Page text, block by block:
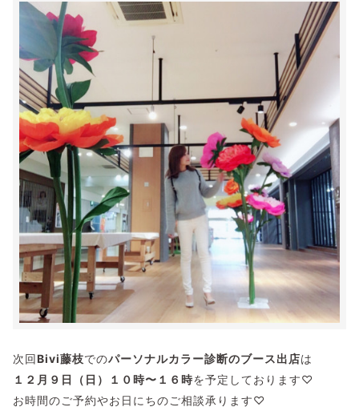
次回Bivi藤枝でのパーソナルカラー診断のブース出店は
１２月９日（日）１０時〜１６時を予定しております♡
お時間のご予約やお日にちのご相談承ります♡